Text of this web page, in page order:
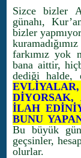
Sizce bizler
günahı,
bizler
farkımız yok
bana aittir,
dediği halde,
DİYORSAK,
İLAH
BUNU
Bu büyük
geçsinler,
olurlar.